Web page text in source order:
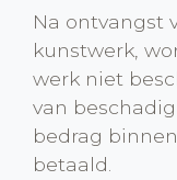
Na ontvangst
kunstwerk,
werk niet
van
bedrag
betaald.